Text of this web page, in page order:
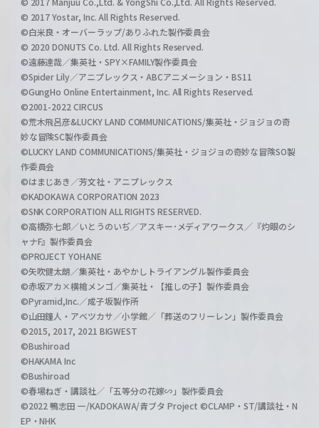
© 2017 Yostar, Inc. All Rights Reserved.
©白米良・オーバーラップ/ありふれた製作委員会
© 2020 DONUTS Co. Ltd. All Rights Reserved.
©遠藤達哉／集英社・SPY×FAMILY製作委員会
©Spider Lily／アニプレックス・ABCアニメーション・BS11
©GungHo Online Entertainment, Inc. All Rights Reserved.
©2001-2022 CIRCUS
©荒木飛呂彦&LUCKY LAND COMMUNICATIONS/集英社・ジョジョの奇
妙な冒険SC製作委員会
©LUCKY LAND COMMUNICATIONS/集英社・ジョジョの奇妙な冒険SO製
作委員会
©はまじあき／芳文社・アニプレックス
©KADOKAWA CORPORATION 2023
©SNK CORPORATION ALL RIGHTS RESERVED.
©高橋弥七郎／いとうのいぢ／アスキー･メディアワークス／『灼眼のシ
ャナF』製作委員会
©PROJECT YOHANE
©矢吹健太朗／集英社・あやかしトライアングル製作委員会
©赤坂アカ×横槍メンゴ／集英社・【推しの子】製作委員会
©Pyramid,Inc.／成子坂製作所
©山田鐘人・アベツカサ／小学館／「葬送のフリーレン」製作委員会
©2015, 2017, 2021 BIGWEST
©Bushiroad
©HAKAMA Inc
©Bushiroad
©春場ねぎ・講談社／「五等分の花嫁∽」製作委員会
©2022 鴨志田 一/KADOKAWA/青ブタ Project ©CLAMP・ST/講談社・N
EP・NHK